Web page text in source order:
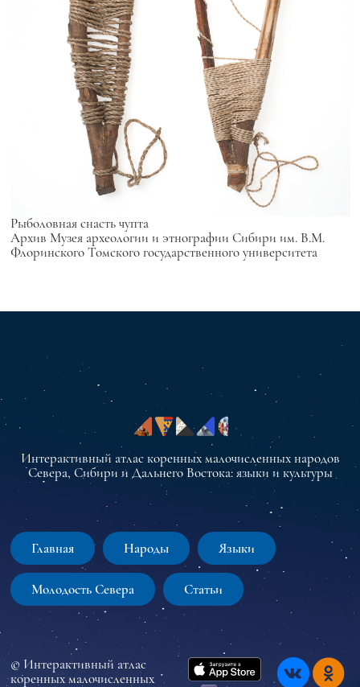
Рыболовная снастьчупта
Архив Музея археологии и этнографии Сибири им. В.М.
Флоринского Томского государственного университета
Интерактивный атлас коренных малочисленных народов
Севера, Сибири и Дальнего Востока: языки и культуры
Главная Народы Языки
Молодость Севера Статьи
© Интерактивный атлас
коренных малочисленных